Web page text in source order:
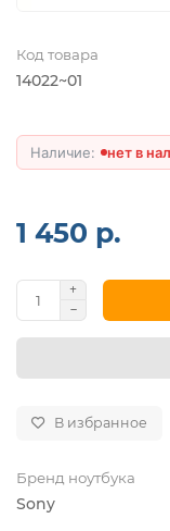
Код товара
14022~01
нет в
1 450 р.
В избранное
Бренд ноутбука
Sony